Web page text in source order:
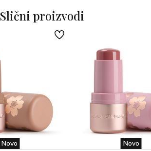
Slični proizvodi
Novo Novo